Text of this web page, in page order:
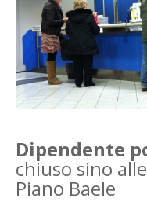
Dipendente
chiuso sino
Piano Baele